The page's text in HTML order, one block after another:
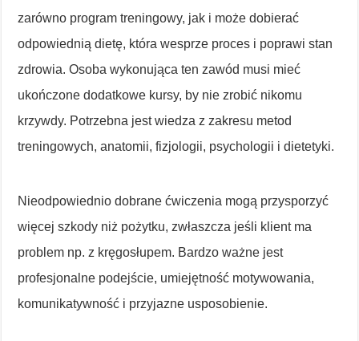
zarówno program treningowy, jak i może dobierać
odpowiednią dietę, która wesprze proces i poprawi stan
zdrowia. Osoba wykonująca ten zawód musi mieć
ukończone dodatkowe kursy, by nie zrobić nikomu
krzywdy. Potrzebna jest wiedza z zakresu metod
treningowych, anatomii, fizjologii, psychologii i dietetyki.
Nieodpowiednio dobrane ćwiczenia mogą przysporzyć
więcej szkody niż pożytku, zwłaszcza jeśli klient ma
problem np. z kręgosłupem. Bardzo ważne jest
profesjonalne podejście, umiejętność motywowania,
komunikatywność i przyjazne usposobienie.